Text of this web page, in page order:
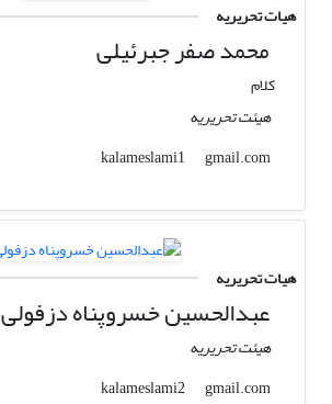
هیات تحریریه
محمد صفر جبرئیلی
کلام
هیئت تحریریه
kalameslami1
gmail.com
هیات تحریریه
عبدالحسین خسروپناه دزفولی
هیئت تحریریه
kalameslami2
gmail.com